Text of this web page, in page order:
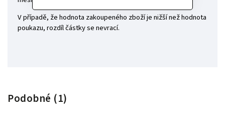
V případě, že hodnota zakoupeného zboží je nižší než hodnota
poukazu, rozdíl částky se nevrací.
Podobné (1)